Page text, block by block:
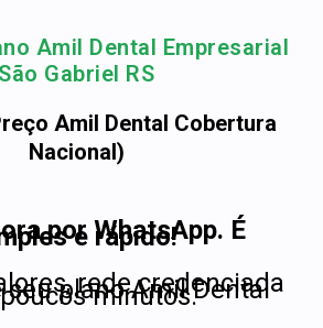
Amil Dental Empresarial
São Gabriel RS
Amil Dental Cobertura
Nacional)
por WhatsApp. É
e rápido!
rede credenciada
seu plano Amil Dental
minutos.